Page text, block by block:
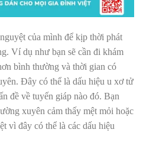
của mình để kịp thời phát
Ví dụ như bạn sẽ cần đi khám
bình thường và thời gian có
Đây có thể là dấu hiệu u xơ tử
đề về tuyến giáp nào đó. Bạn
xuyên cảm thấy mệt mỏi hoặc
vì đây có thể là các dấu hiệu